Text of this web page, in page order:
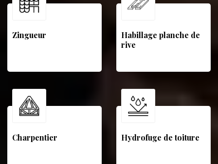
Zingueur
Habillage planche de
rive
Charpentier Hydrofuge de toiture